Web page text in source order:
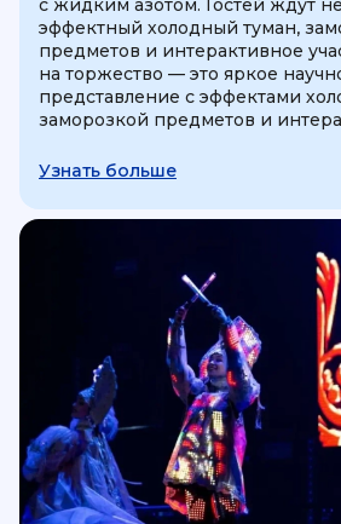
с жидким азотом. Гостей ждут
эффектный холодный туман,
предметов и интерактивное
на торжество — это яркое
представление с эффектами
заморозкой предметов и
Узнать больше